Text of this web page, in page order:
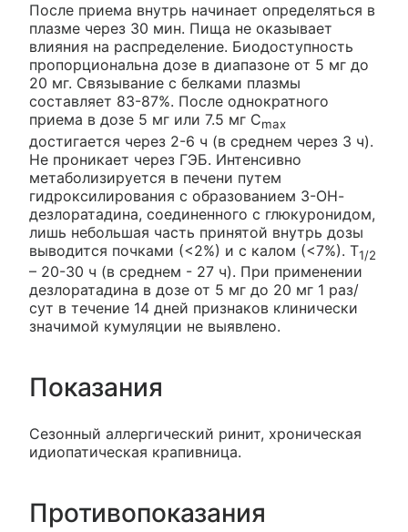
После приема внутрь начинает определяться в
плазме через 30 мин. Пища не оказывает
влияния на распределение. Биодоступность
пропорциональна дозе в диапазоне от 5 мг до
20 мг. Связывание с белками плазмы
составляет 83-87%. После однократного
приема в дозе 5 мг или 7.5 мг Cmax
достигается через 2-6 ч (в среднем через 3 ч).
Не проникает через ГЭБ. Интенсивно
метаболизируется в печени путем
гидроксилирования с образованием 3-ОН-
дезлоратадина, соединенного с глюкуронидом,
лишь небольшая часть принятой внутрь дозы
выводится почками (<2%) и с калом (<7%). T1/2
– 20-30 ч (в среднем - 27 ч). При применении
дезлоратадина в дозе от 5 мг до 20 мг 1 раз/
сут в течение 14 дней признаков клинически
значимой кумуляции не выявлено.
Показания
Сезонный аллергический ринит, хроническая
идиопатическая крапивница.
Противопоказания